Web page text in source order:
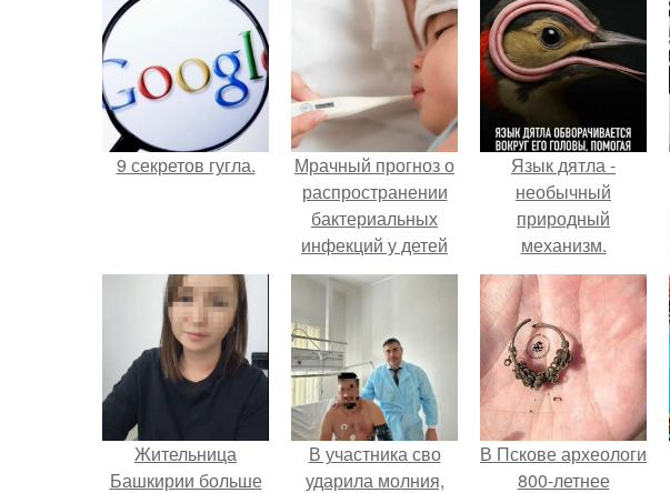
9 секретов гугла.
Мрачный прогноз о
распространении
бактериальных
инфекций у детей
вышел.
Язык дятла -
необычный
природный
механизм.
Жительница
Башкирии больше
В участника сво
ударила молния,
В Пскове археологи
800-летнее